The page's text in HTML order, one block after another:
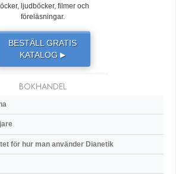
ljudböcker, filmer och
föreläsningar.
BESTÄLL GRATIS
KATALOG ▶
BOKHANDEL
för hur man använder Dianetik